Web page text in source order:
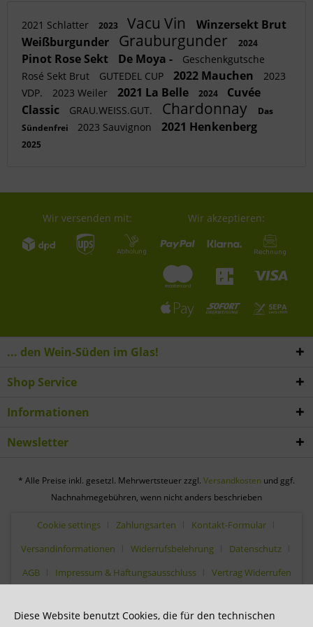
2021 Schlatter 2023 Vacu Vin
Winzersekt Brut
Weißburgunder
Grauburgunder 2024
Pinot Rose Sekt De Moya -
Geschenkgutsche
Rosé Sekt Brut
GUTEDEL CUP 2022 Mauchen
2023
VDP.
2023 Weiler 2021 La Belle 2024
Cuvée
Classic
GRAU.WEISS.GUT. Chardonnay
Das
Sündenfrei
2023 Sauvignon 2021 Henkenberg
2025
Wir versenden mit: Wir akzeptieren:
... den Wein-Süden im Glas!
Shop Service
Informationen
Newsletter
* Alle Preise inkl. gesetzl. Mehrwertsteuer zzgl. Versandkosten und ggf.
Nachnahmegebühren, wenn nicht anders beschrieben
Cookie settings Zahlungsarten
Kontakt-Formular
Versandinformationen
Widerrufsbelehrung
Datenschutz
AGB
Impressum & Haftungsausschluss Vertrag Widerrufen
Diese Website benutzt Cookies, die für den technischen